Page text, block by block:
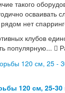
такого
осваивать
рядом нет
клубов
популярную...
120 см, 25-30